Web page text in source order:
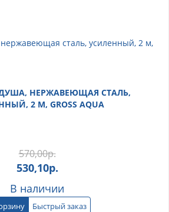
НЕРЖАВЕЮЩАЯ СТАЛЬ,
2 М, GROSS AQUA
570,00р.
530,10р.
В наличии
Быстрый заказ